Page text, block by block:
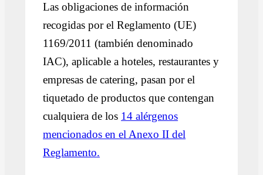
Las obligaciones de información
recogidas por el Reglamento (UE)
1169/2011 (también denominado
IAC), aplicable a hoteles, restaurantes y
empresas de catering, pasan por el
tiquetado de productos que contengan
cualquiera de los 14 alérgenos
mencionados en el Anexo II del
Reglamento.